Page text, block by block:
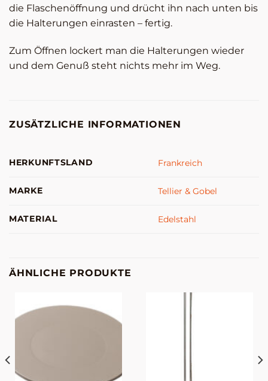
die Flaschenöffnung und drücht ihn nach unten bis
die Halterungen einrasten – fertig.
Zum Öffnen lockert man die Halterungen wieder
und dem Genuß steht nichts mehr im Weg.
ZUSÄTZLICHE INFORMATIONEN
HERKUNFTSLAND Frankreich
MARKE Tellier & Gobel
MATERIAL Edelstahl
ÄHNLICHE PRODUKTE